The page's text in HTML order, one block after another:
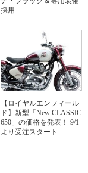
採用
【ロイヤルエンフィール
ド】新型「New CLASSIC
650」の価格を発表！ 9/1
より受注スタート